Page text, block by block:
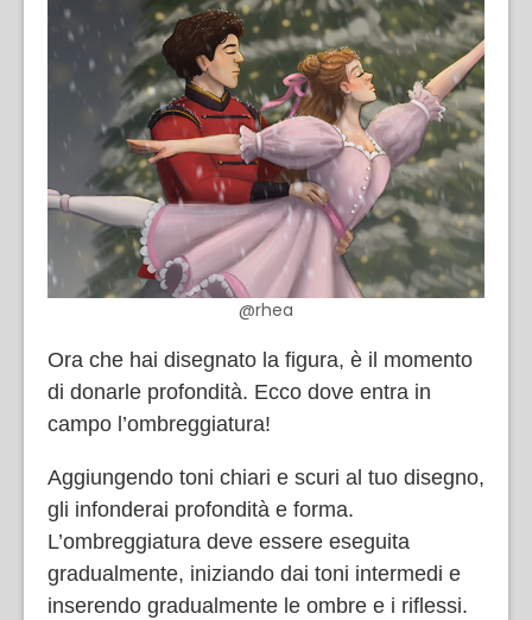
@rhea
Ora che hai disegnato la figura, è il momento
di donarle profondità. Ecco dove entra in
campo l’ombreggiatura!
Aggiungendo toni chiari e scuri al tuo disegno,
gli infonderai profondità e forma.
L’ombreggiatura deve essere eseguita
gradualmente, iniziando dai toni intermedi e
inserendo gradualmente le ombre e i riflessi.